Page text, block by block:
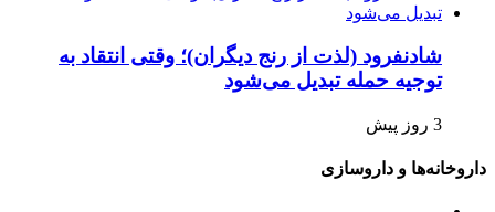
شادنفرود (لذت از رنج دیگران)؛ وقتی انتقاد به
توجیه حمله تبدیل می‌شود
3 روز پیش
داروخانه‌ها و داروسازی